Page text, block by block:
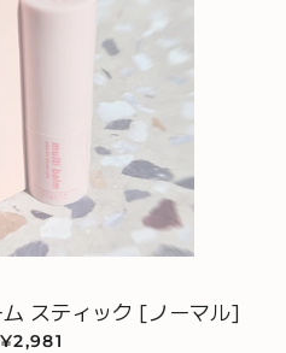
スティック [ノーマル]
通常価格
¥2,981